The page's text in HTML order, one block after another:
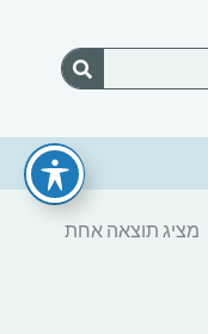
מציג תוצאה אחת